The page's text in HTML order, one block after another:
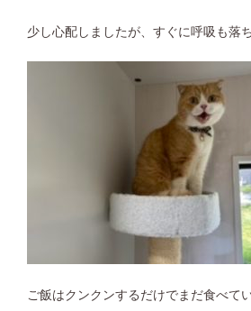
少し心配しましたが、すぐに呼吸も落
ご飯はクンクンするだけでまだ食べて